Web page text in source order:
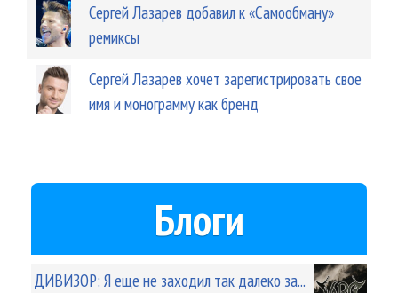
Сергей Лазарев добавил к «Самообману»
ремиксы
Сергей Лазарев хочет зарегистрировать свое
имя и монограмму как бренд
Блоги
ДИВИЗОР: Я еще не заходил так далеко за...